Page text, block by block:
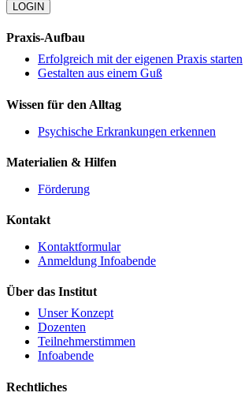
LOGIN
Praxis-Aufbau
Erfolgreich mit der eigenen Praxis starten
Gestalten aus einem Guß
Wissen für den Alltag
Psychische Erkrankungen erkennen
Materialien & Hilfen
Förderung
Kontakt
Kontaktformular
Anmeldung Infoabende
Über das Institut
Unser Konzept
Dozenten
Teilnehmerstimmen
Infoabende
Rechtliches